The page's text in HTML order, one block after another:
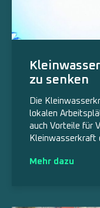
zu senken
Die
lokalen
auch Vorteile für
Kleinwasserkraft
Mehr dazu